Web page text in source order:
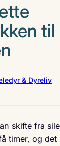
til
& Dyreliv
skifte fra
timer, og